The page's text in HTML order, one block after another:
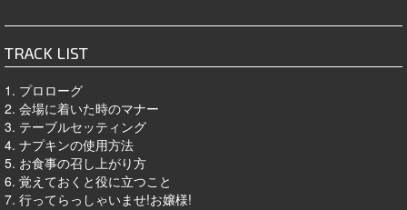
TRACK LIST
1. プロローグ
2. 会場に着いた時のマナー
3. テーブルセッティング
4. ナプキンの使用方法
5. お食事の召し上がり方
6. 覚えておくと役に立つこと
7. 行ってらっしゃいませ!お嬢様!